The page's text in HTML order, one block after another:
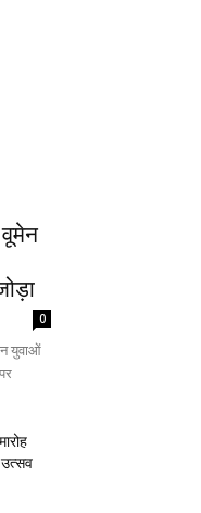
0
युवाओं
उत्सव